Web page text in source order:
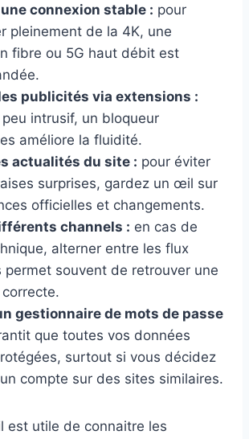
connexion stable : pour
pleinement de la 4K, une
fibre ou 5G haut débit est
publicités via extensions :
intrusif, un bloqueur
améliore la fluidité.
actualités du site : pour éviter
surprises, gardez un œil sur
officielles et changements.
channels : en cas de
alterner entre les flux
permet souvent de retrouver une
gestionnaire de mots de passe
que toutes vos données
surtout si vous décidez
compte sur des sites similaires.
est utile de connaitre les